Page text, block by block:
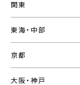
関東
東海・中部
京都
大阪・神戸